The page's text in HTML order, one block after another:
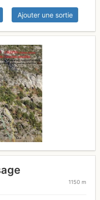
Ajouter une sortie
1150 m